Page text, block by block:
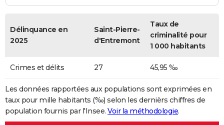
Délinquance en
2025
Saint-Pierre-
d'Entremont
Taux de
criminalité pour
1 000 habitants
Crimes et délits 27 45,95 ‰
Les données rapportées aux populations sont exprimées en
taux pour mille habitants (‰) selon les dernièrs chiffres de
population fournis par l'Insee. Voir la méthodologie.